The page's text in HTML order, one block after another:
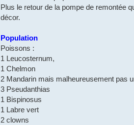
Plus le retour de la pompe de remontée
décor.
Population
Poissons :
1 Leucosternum,
1 Chelmon
2 Mandarin mais malheureusement pas
3 Pseudanthias
1 Bispinosus
1 Labre vert
2 clowns